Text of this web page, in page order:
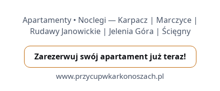
Apartamenty • Noclegi — Karpacz | Marczyce |
Rudawy Janowickie | Jelenia Góra | Ścięgny
Zarezerwuj swój apartament już teraz!
www.przycupwkarkonoszach.pl